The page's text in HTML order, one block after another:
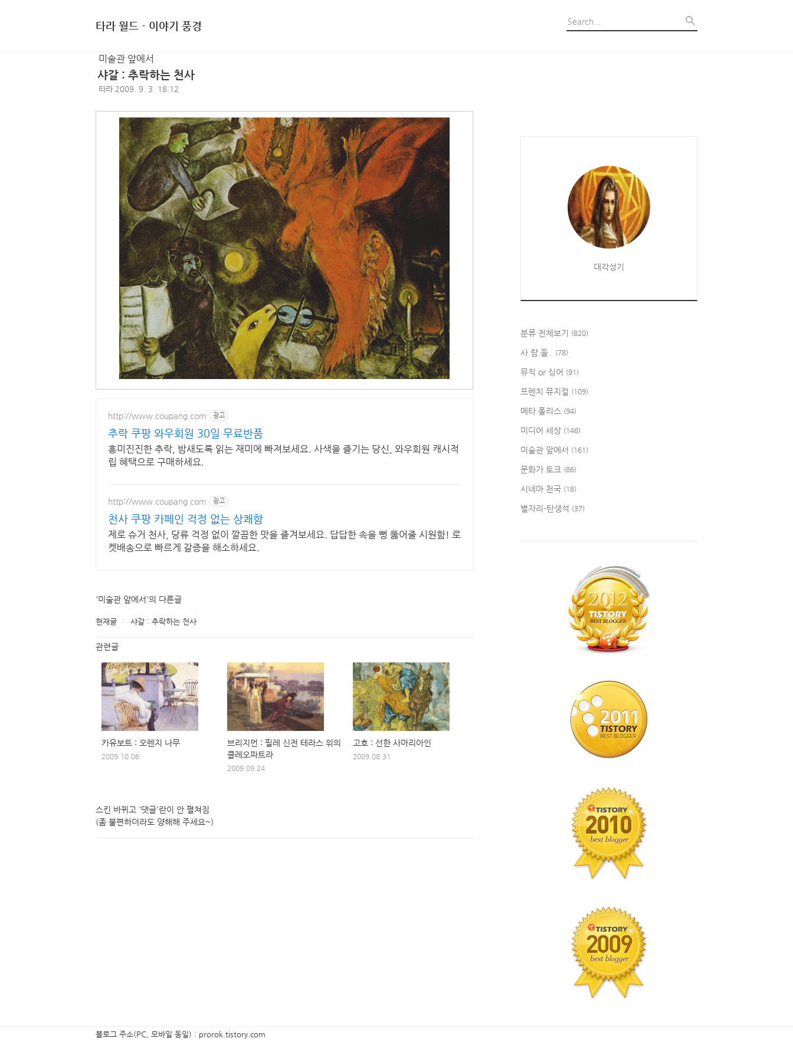
타라 월드 - 이야기 풍경
미술관 앞에서
샤갈 : 추락하는 천사
타라 2009. 9. 3. 18:12
http://www.coupang.com 광고
추락 쿠팡 와우회원 30일 무료반품
흥미진진한 추락, 밤새도록 읽는 재미에 빠져보세요. 사색을 즐기는 당신, 와우회원 캐시적
립 혜택으로 구매하세요.
http://www.coupang.com 광고
천사 쿠팡 카페인 걱정 없는 상쾌함
제로 슈거 천사, 당류 걱정 없이 깔끔한 맛을 즐겨보세요. 답답한 속을 뻥 뚫어줄 시원함! 로
켓배송으로 빠르게 갈증을 해소하세요.
'미술관 앞에서'의 다른글
현재글 샤갈 : 추락하는 천사
관련글
카유보트 : 오렌지 나무
2009.10.06
브리지먼 : 필레 신전 테라스 위의
클레오파트라
2009.09.24
고흐 : 선한 사마리아인
2009.08.31
스킨 바뀌고 '댓글'란이 안 펼쳐짐
(좀 불편하더라도 양해해 주세요~)
대각성기
분류 전체보기 (820)
사.람.들.. (78)
뮤직 or 싱어 (91)
프렌치 뮤지컬 (109)
메타 폴리스 (94)
미디어 세상 (146)
미술관 앞에서 (161)
문화가 토크 (86)
시네마 천국 (18)
별자리-탄생석 (37)
블로그 주소(PC, 모바일 동일) : prorok.tistory.com